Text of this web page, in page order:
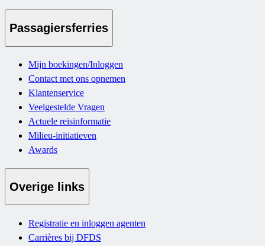
Passagiersferries
Mijn boekingen/Inloggen
Contact met ons opnemen
Klantenservice
Veelgestelde Vragen
Actuele reisinformatie
Milieu-initiatieven
Awards
Overige links
Registratie en inloggen agenten
Carrières bij DFDS